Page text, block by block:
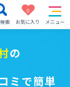
索
0
お気に入り
メニュー
の
ミで簡単